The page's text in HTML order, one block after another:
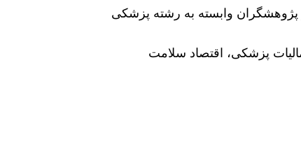
وابسته به رشته پزشکی
پزشکی، اقتصاد سلامت